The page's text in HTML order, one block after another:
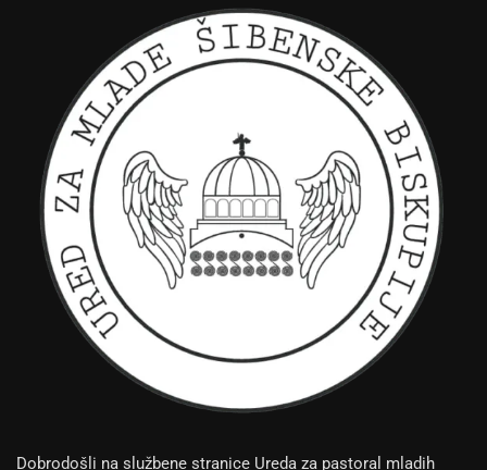
Dobrodošli na službene stranice Ureda za pastoral mladih